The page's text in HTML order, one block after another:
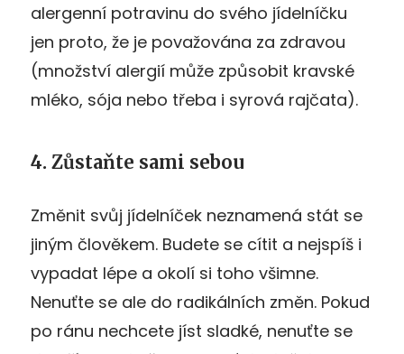
alergenní potravinu do svého jídelníčku
jen proto, že je považována za zdravou
(množství alergií může způsobit kravské
mléko, sója nebo třeba i syrová rajčata).
4. Zůstaňte sami sebou
Změnit svůj jídelníček neznamená stát se
jiným člověkem. Budete se cítit a nejspíš i
vypadat lépe a okolí si toho všimne.
Nenuťte se ale do radikálních změn. Pokud
po ránu nechcete jíst sladké, nenuťte se